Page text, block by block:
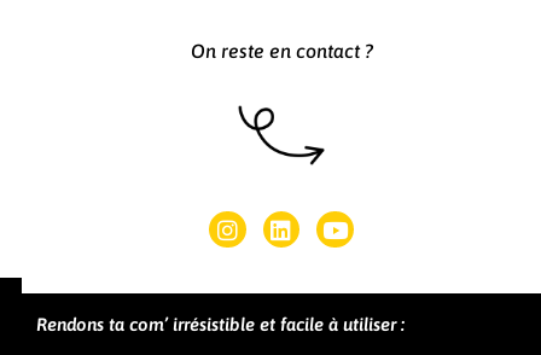
On reste en contact ?
Rendons ta com’ irrésistible et facile à utiliser :